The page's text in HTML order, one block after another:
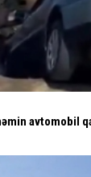
avtomobil